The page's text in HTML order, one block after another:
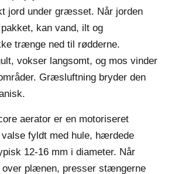
jord under græsset. Når jorden
kan vand, ilt og
trænge ned til rødderne.
vokser langsomt, og mos vinder
Græsluftning bryder den
aerator er en motoriseret
valse fyldt med hule, hærdede
12-16 mm i diameter. Når
over plænen, presser stængerne